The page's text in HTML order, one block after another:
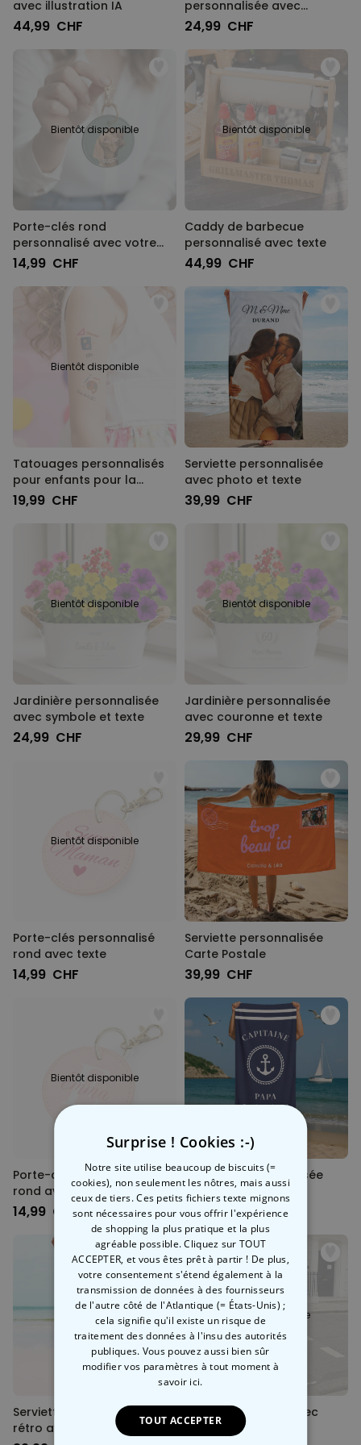
avec illustration IA
44,99 CHF
personnalisée avec
monogramme
24,99 CHF
Bientôt disponible
Porte-clés rond
personnalisé avec votre
animal de compagnie
14,99 CHF
Bientôt disponible
Caddy de barbecue
personnalisé avec texte
44,99 CHF
Bientôt disponible
Tatouages personnalisés
pour enfants pour la
rentrée scolaire
19,99 CHF
Serviette personnalisée
avec photo et texte
39,99 CHF
Bientôt disponible
Jardinière personnalisée
avec symbole et texte
24,99 CHF
Bientôt disponible
Jardinière personnalisée
avec couronne et texte
29,99 CHF
Bientôt disponible
Porte-clés personnalisé
rond avec texte
14,99 CHF
Serviette personnalisée
Carte Postale
39,99 CHF
Bientôt disponible
Porte-clés personnalisé
rond avec monogramme
14,99 CHF
Serviette personnalisée
Maritime avec texte
39,99 CHF
Serviette personnalisée
rétro avec fleurs et texte
Bientôt disponible
Sac personnalisé avec
texte et picto
Surprise ! Cookies :-)
Notre site utilise beaucoup de biscuits (=
cookies), non seulement les nôtres, mais aussi
ceux de tiers. Ces petits fichiers texte mignons
sont nécessaires pour vous offrir l'expérience
de shopping la plus pratique et la plus
agréable possible. Cliquez sur TOUT
ACCEPTER, et vous êtes prêt à partir ! De plus,
votre consentement s'étend également à la
transmission de données à des fournisseurs
de l'autre côté de l'Atlantique (= États-Unis) ;
cela signifie qu'il existe un risque de
traitement des données à l'insu des autorités
publiques. Vous pouvez aussi bien sûr
modifier vos paramètres à tout moment à
savoir ici.
TOUT ACCEPTER